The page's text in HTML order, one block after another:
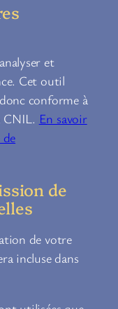
et
Cet outil
conforme à
CNIL. En savoir
de
de votre
incluse dans